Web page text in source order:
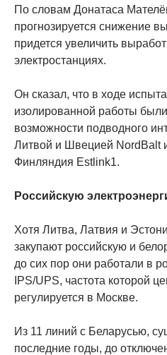
По словам Донатаса
прогнозируется снижение
придется увеличить
электростанциях.
Он сказал, что в ходе
изолированной работы
возможности подводного
Литвой и Швецией NordBalt
Финляндия Estlink1.
Российскую
Хотя Литва, Латвия и
закупают российскую и
до сих пор они работали в
IPS/UPS, частота которой
регулируется в Москве.
Из 11 линий с Беларусью,
последние годы, до